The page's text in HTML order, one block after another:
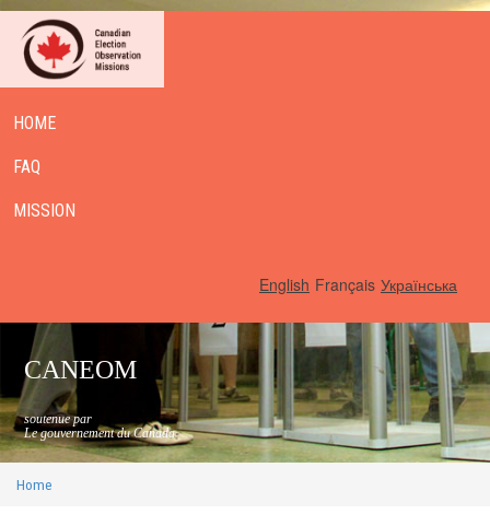
HOME
FAQ
MISSION
Українська
Français
English
CANEOM
soutenue par
Le gouvernement du Canada
Home